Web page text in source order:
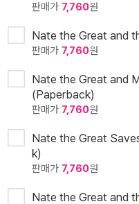
판매가 7,760원
Nate the Great and
판매가 7,760원
Nate the Great and
(Paperback)
판매가 7,760원
Nate the Great
k)
판매가 7,760원
Nate the Great and